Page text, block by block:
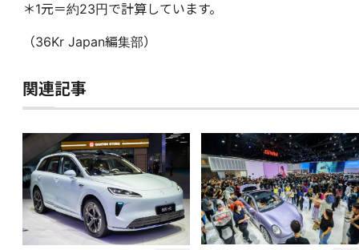
＊1元＝約23円で計算しています。
（36Kr Japan編集部）
関連記事